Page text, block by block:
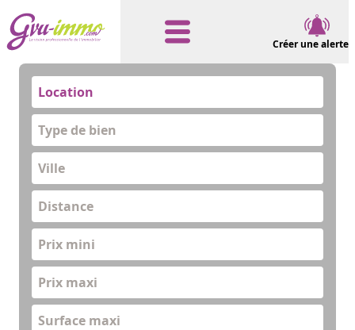
Créer une alerte
Location
Type de bien
Distance
Prix mini
Prix maxi
Surface maxi